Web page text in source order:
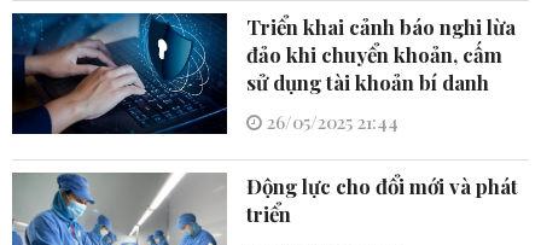
Triển khai cảnh báo nghi lừa
đảo khi chuyển khoản, cấm
sử dụng tài khoản bí danh
26/05/2025 21:44
Động lực cho đổi mới và phát
triển